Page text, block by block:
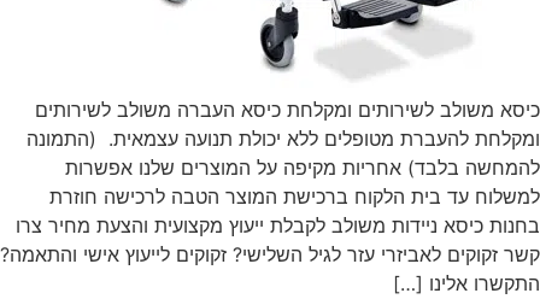
כיסא משולב לשירותים ומקלחת כיסא העברה משולב לשירותים
ומקלחת להעברת מטופלים ללא יכולת תנועה עצמאית. (התמונה
להמחשה בלבד) אחריות מקיפה על המוצרים שלנו אפשרות
למשלוח עד בית הלקוח ברכישת המוצר הטבה לרכישה חוזרת
בחנות כיסא ניידות משולב לקבלת ייעוץ מקצועית והצעת מחיר צרו
קשר זקוקים לאביזרי עזר לגיל השלישי? זקוקים לייעוץ אישי והתאמה?
התקשרו אלינו […]